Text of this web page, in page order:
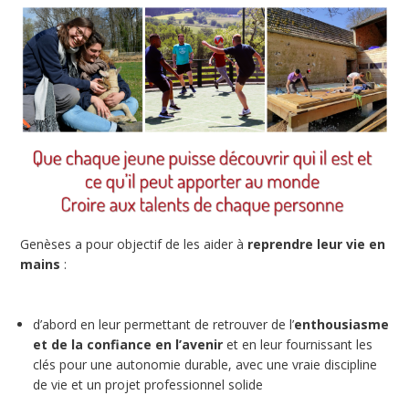
Genèses a pour objectif de les aider à reprendre leur vie en
mains :
d’abord en leur permettant de retrouver de l’enthousiasme
et de la confiance en l’avenir et en leur fournissant les
clés pour une autonomie durable, avec une vraie discipline
de vie et un projet professionnel solide